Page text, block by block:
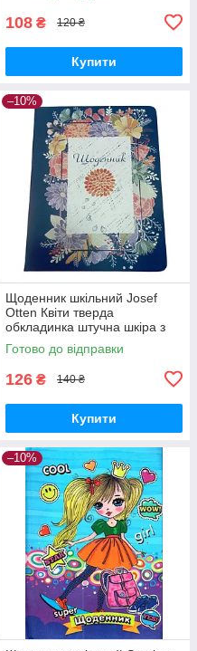
108 ₴ 120 ₴
Купити
–10%
Щоденник шкільний Josef
Otten Квіти тверда
обкладинка штучна шкіра з
УФ лаком ( 2020-12D)
Готово до відправки
126 ₴ 140 ₴
Купити
–10%